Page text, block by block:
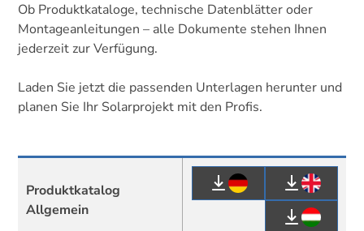
Ob Produktkataloge, technische Datenblätter oder
Montageanleitungen – alle Dokumente stehen Ihnen
jederzeit zur Verfügung.
Laden Sie jetzt die passenden Unterlagen herunter und
planen Sie Ihr Solarprojekt mit den Profis.
Produktkatalog
Allgemein